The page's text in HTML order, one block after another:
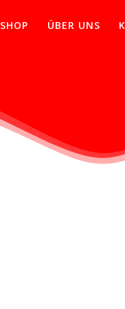
SHOP ÜBER UNS